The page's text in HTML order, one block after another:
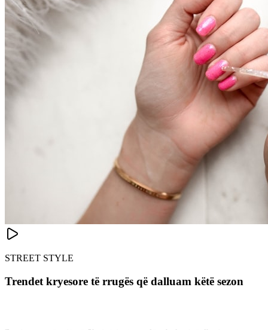
STREET STYLE
Trendet kryesore të rrugës që dalluam këtë sezon